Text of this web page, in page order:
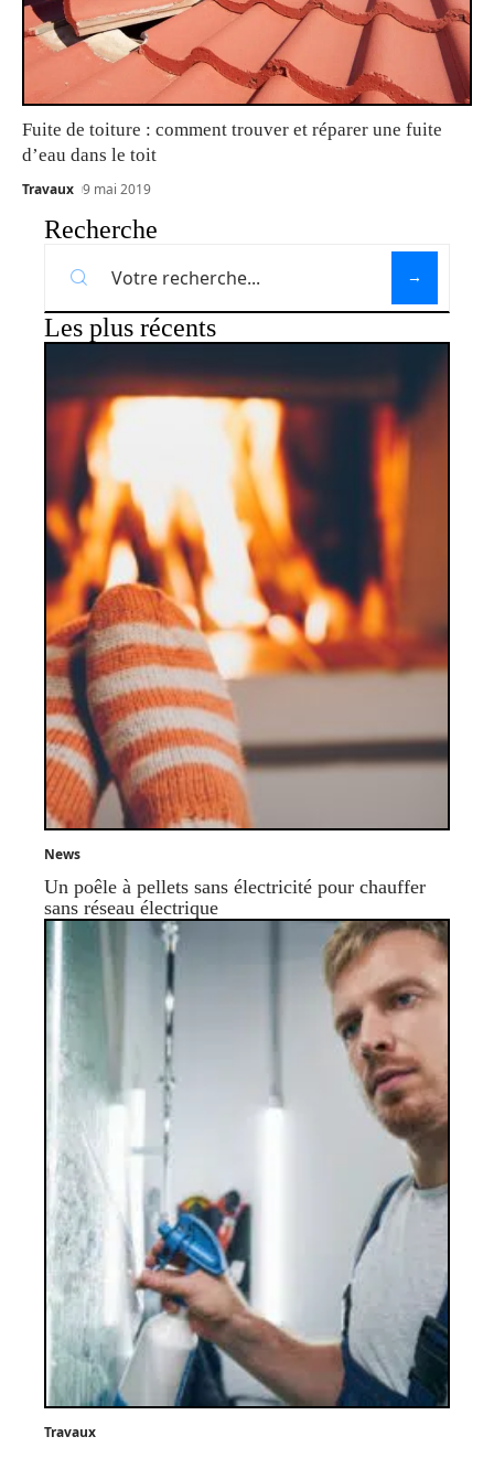
Fuite de toiture : comment trouver et réparer une fuite
d’eau dans le toit
Travaux 9 mai 2019
Recherche
Les plus récents
News
Un poêle à pellets sans électricité pour chauffer
sans réseau électrique
Travaux